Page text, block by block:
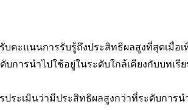
ะแนนการรับรู้ถึงประสิทธิผลสูงที่สุดเมื่อเ
ารนำไปใช้อยู่ในระดับใกล้เคียงกับบทเรี
ระเมินว่ามีประสิทธิผลสูงกว่าที่ระดับการ